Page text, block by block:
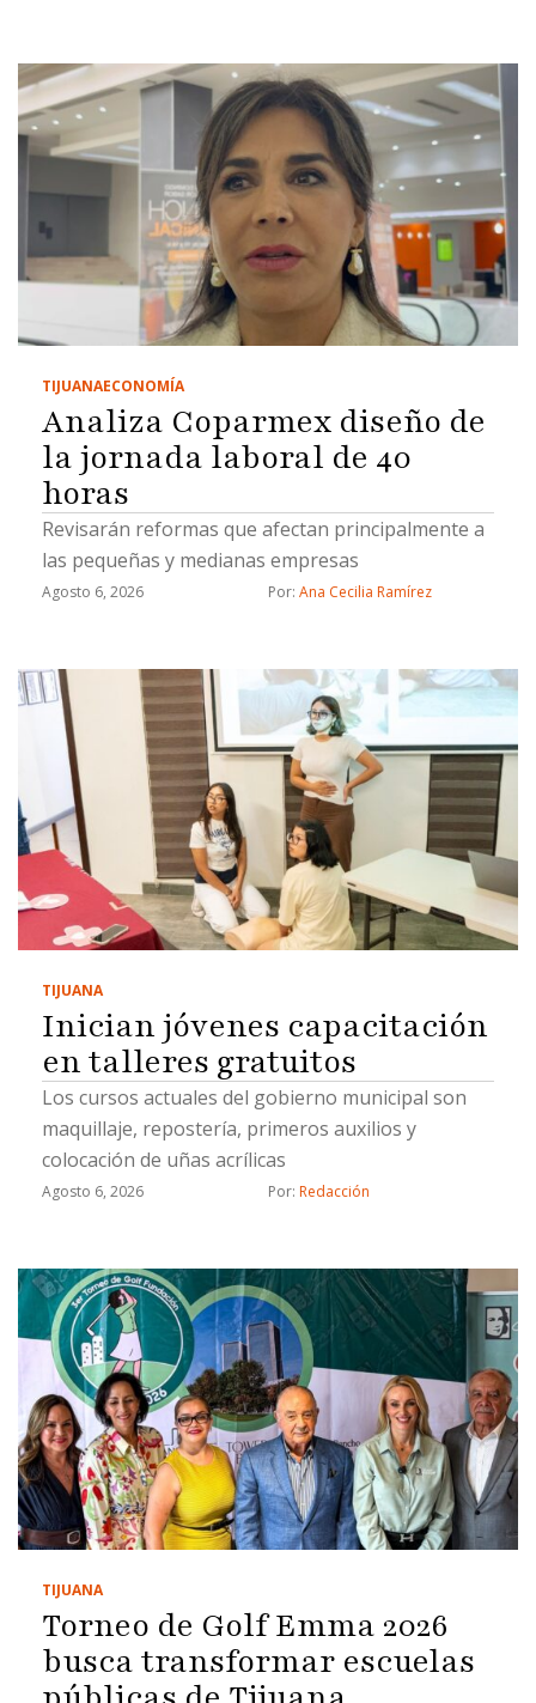
TIJUANAECONOMÍA
Analiza Coparmex diseño de
la jornada laboral de 40
horas
Revisarán reformas que afectan principalmente a
las pequeñas y medianas empresas
Agosto 6, 2026 Por: Ana Cecilia Ramírez
TIJUANA
Inician jóvenes capacitación
en talleres gratuitos
Los cursos actuales del gobierno municipal son
maquillaje, repostería, primeros auxilios y
colocación de uñas acrílicas
Agosto 6, 2026 Por: Redacción
TIJUANA
Torneo de Golf Emma 2026
busca transformar escuelas